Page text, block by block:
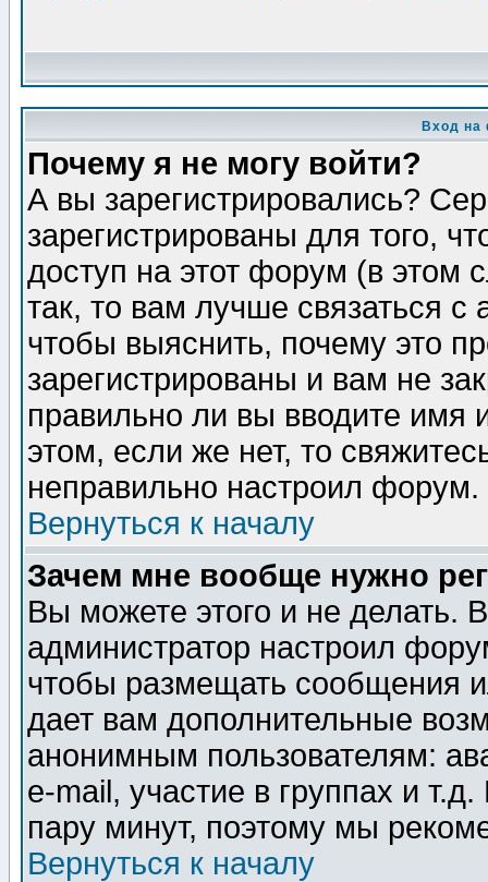
Вход на
Почему я не могу войти?
А вы зарегистрировались?
зарегистрированы для того,
доступ на этот форум (в этом
так, то вам лучше связаться
чтобы выяснить, почему это
зарегистрированы и вам не
правильно ли вы вводите
этом, если же нет, то
неправильно настроил форум.
Вернуться к началу
Зачем мне вообще нужно
Вы можете этого и не делать.
администратор настроил
чтобы размещать сообщения
дает вам дополнительные
анонимным пользователям:
e-mail, участие в группах и
пару минут, поэтому мы
Вернуться к началу